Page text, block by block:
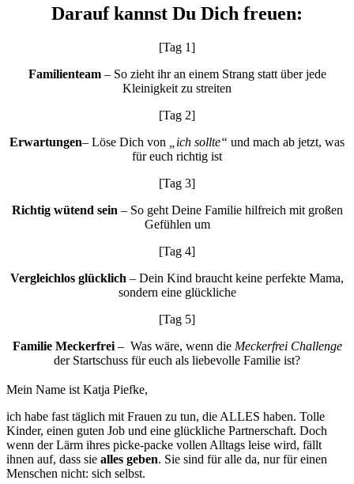
Darauf kannst Du Dich freuen:
[Tag 1]
Familienteam– So zieht ihr an einem Strang statt über jede
Kleinigkeit zu streiten
[Tag 2]
Erwartungen– Löse Dich von „ich sollte“ und mach ab jetzt, was
für euch richtig ist
[Tag 3]
Richtig wütend sein – So geht Deine Familie hilfreich mit großen
Gefühlen um
[Tag 4]
Vergleichlos glücklich – Dein Kind braucht keine perfekte Mama,
sondern eine glückliche
[Tag 5]
Familie Meckerfrei– Was wäre, wenn die Meckerfrei Challenge
der Startschuss für euch als liebevolle Familie ist?
Mein Name ist Katja Piefke,
ich habe fast täglich mit Frauen zu tun, die ALLES haben. Tolle
Kinder, einen guten Job und eine glückliche Partnerschaft. Doch
wenn der Lärm ihres picke-packe vollen Alltags leise wird, fällt
ihnen auf, dass sie alles geben. Sie sind für alle da, nur für einen
Menschen nicht: sich selbst.